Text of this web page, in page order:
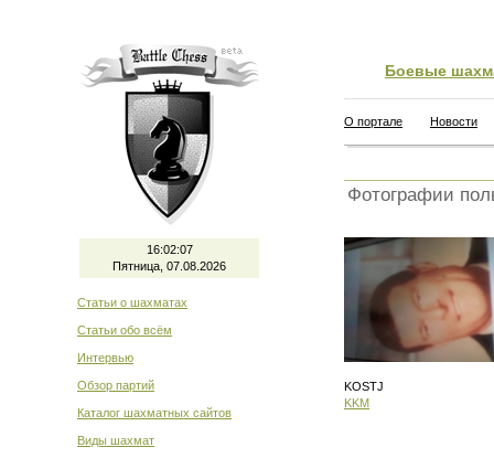
16:02:07
Пятница, 07.08.2026
Статьи о шахматах
Статьи обо всём
Интервью
Обзор партий
Каталог шахматных сайтов
Виды шахмат
Боевые
О портале Новости
Фотографии
KOSTJ
KKM